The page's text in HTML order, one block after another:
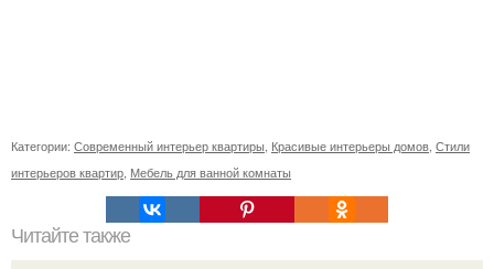
Категории: Современный интерьер квартиры, Красивые интерьеры домов, Стили
интерьеров квартир, Мебель для ванной комнаты
Читайте также